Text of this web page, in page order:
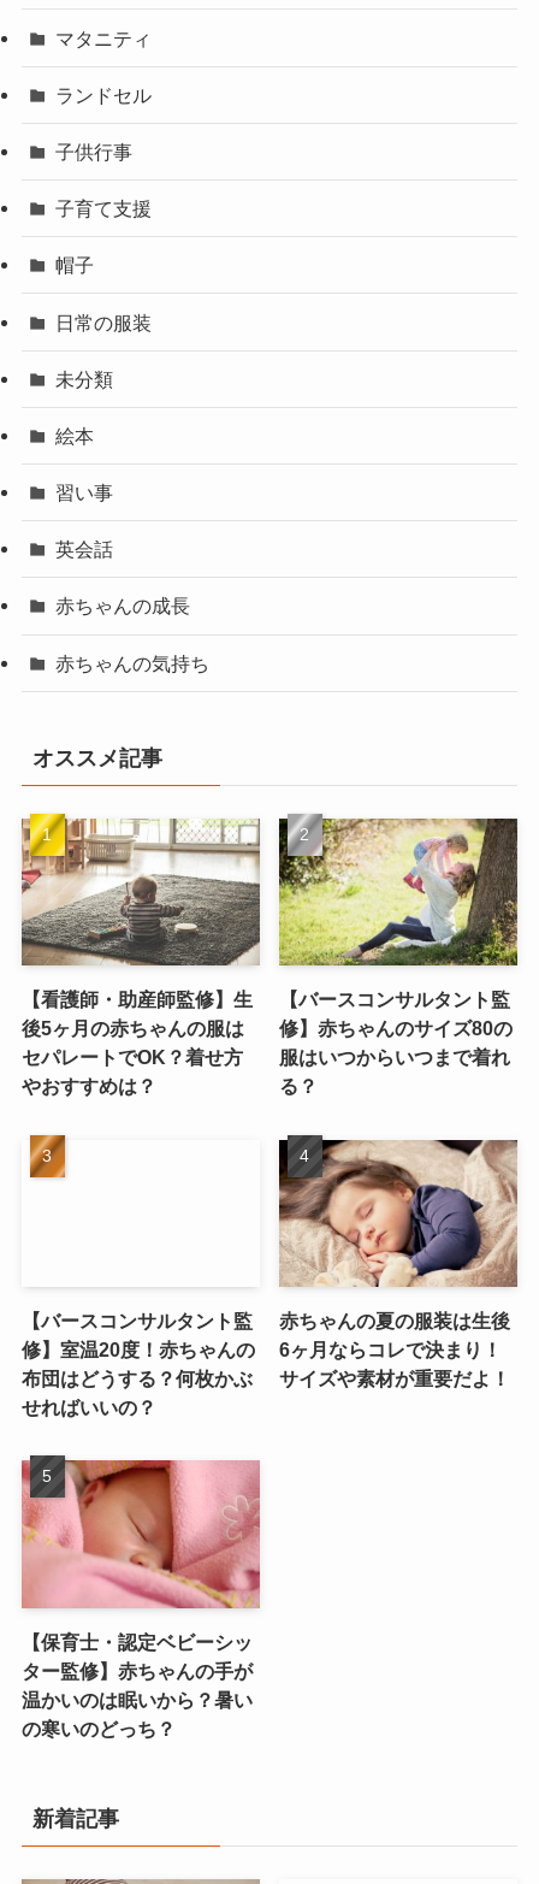
マタニティ
ランドセル
子供行事
子育て支援
帽子
日常の服装
未分類
絵本
習い事
英会話
赤ちゃんの成長
赤ちゃんの気持ち
オススメ記事
【看護師・助産師監修】生
後5ヶ月の赤ちゃんの服は
セパレートでOK？着せ方
やおすすめは？
【バースコンサルタント監
修】赤ちゃんのサイズ80の
服はいつからいつまで着れ
る？
【バースコンサルタント監
修】室温20度！赤ちゃんの
布団はどうする？何枚かぶ
せればいいの？
赤ちゃんの夏の服装は生後
6ヶ月ならコレで決まり！
サイズや素材が重要だよ！
【保育士・認定ベビーシッ
ター監修】赤ちゃんの手が
温かいのは眠いから？暑い
の寒いのどっち？
新着記事